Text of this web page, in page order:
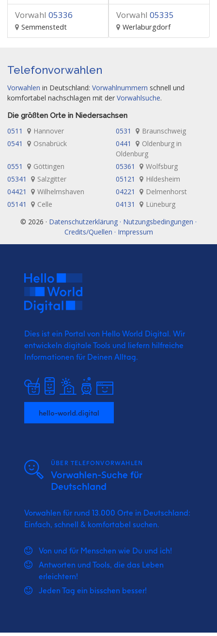
Vorwahl 05336
Semmenstedt
Vorwahl 05335
Werlaburgdorf
Telefonvorwahlen
Vorwahlen in Deutschland: Vorwahlnummern schnell und
komfortabel nachschlagen mit der Vorwahlsuche.
Die größten Orte in Niedersachsen
0511 Hannover 0531
Braunschweig
0541
Osnabrück 0441
Oldenburg in
Oldenburg
0551
Göttingen 05361
Wolfsburg
05341
Salzgitter 05121
Hildesheim
04421
Wilhelmshaven 04221
Delmenhorst
05141
Celle 04131
Lüneburg
© 2026 · Datenschutzerklärung · Nutzungsbedingungen ·
Credits/Quellen · Impressum
Dies ist ein Portal von Hello World Digital. Wir
entwickeln digitale Tools und liefern hilfreiche
Informationen für Deinen Alltag.
hello-world.digital
ÜBER TELEFONVORWAHLEN
Vorwahlen-Suche für
Deutschland
Vorwahlen für rund 13.000 Orte in Deutschland:
Einfach, schnell & komfortabel suchen.
Von und für Menschen wie Du und ich!
Antworten und Tools, die das Leben
erleichtern!
Jeden Tag ein bisschen besser!